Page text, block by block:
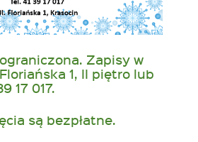
Zapisy w
1, II piętro lub
17 017.
są bezpłatne.